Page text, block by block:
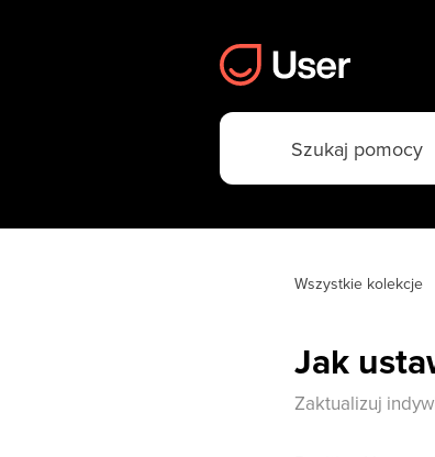
Wszystkie kolekcje
Jak
Zaktualizuj